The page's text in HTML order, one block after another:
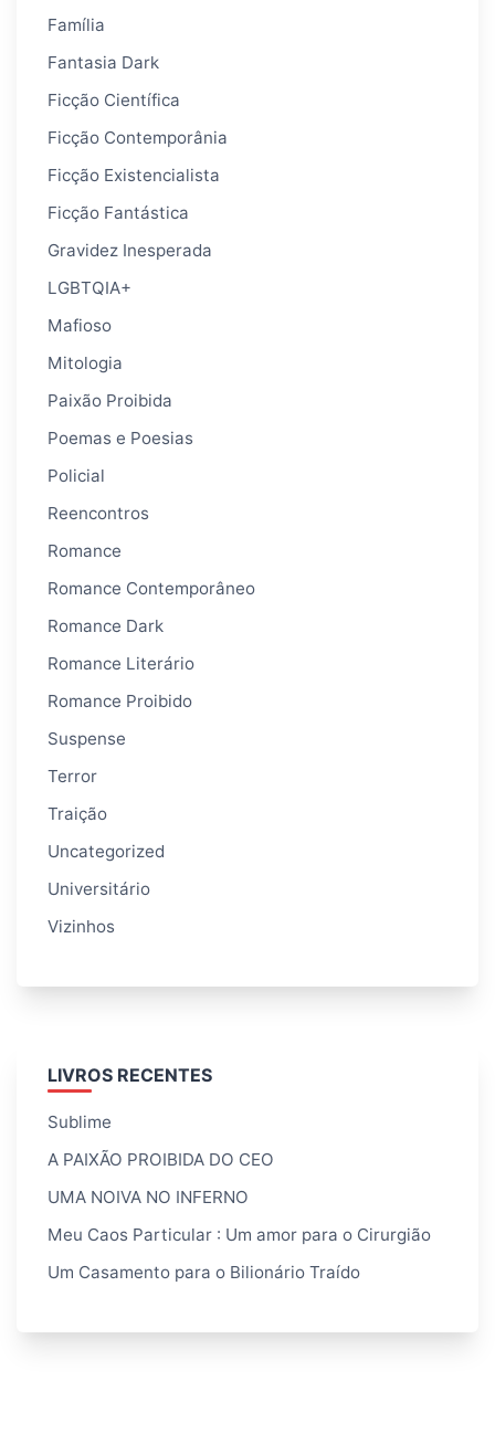
Família
Fantasia Dark
Ficção Científica
Ficção Contemporânia
Ficção Existencialista
Ficção Fantástica
Gravidez Inesperada
LGBTQIA+
Mafioso
Mitologia
Paixão Proibida
Poemas e Poesias
Policial
Reencontros
Romance
Romance Contemporâneo
Romance Dark
Romance Literário
Romance Proibido
Suspense
Terror
Traição
Uncategorized
Universitário
Vizinhos
LIVROS RECENTES
Sublime
A PAIXÃO PROIBIDA DO CEO
UMA NOIVA NO INFERNO
Meu Caos Particular : Um amor para o Cirurgião
Um Casamento para o Bilionário Traído